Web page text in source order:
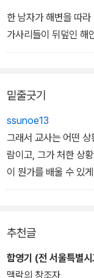
한 남자가 해변을 따
가사리들이 뒤덮인 해
잠시 후, 사람들은 주
그 아이는 모래 속에
는 부서지는 파도 너머
남자는 가까이 가서
웅덩이 안에서 헤어나
아이는 빠르면서도 부
지고 있었다.
“이걸 다 어떻게 살리니
남자의 물음에 아이는
며 대답했다.
밑줄긋기
ssunoe13
그래서 교사는 어떤
람이고, 그가 처한 상
이 뭔가를 배울 수 있
추천글
함영기 (전 서울특별
맥락의 창조자